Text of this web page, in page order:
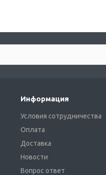
Информация
Условия сотрудничества
Оплата
Доставка
Новости
Вопрос ответ